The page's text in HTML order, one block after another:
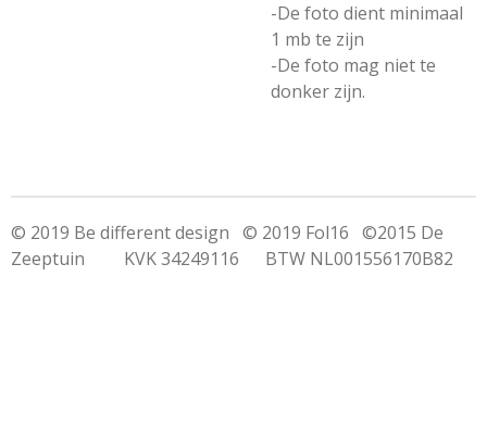
-De foto dient minimaal
1 mb te zijn
-De foto mag niet te
donker zijn.
© 2019 Be different design © 2019 Fol16 ©2015 De
Zeeptuin KVK 34249116 BTW NL001556170B82